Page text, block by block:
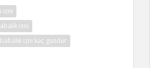
izni
izni
izni kaç gündür